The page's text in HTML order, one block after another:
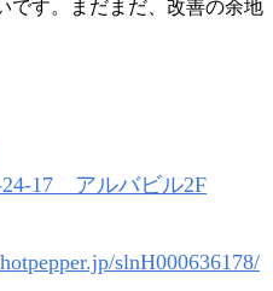
です。まだまだ、改善の余地
17 アルバビル2F
slnH000636178/